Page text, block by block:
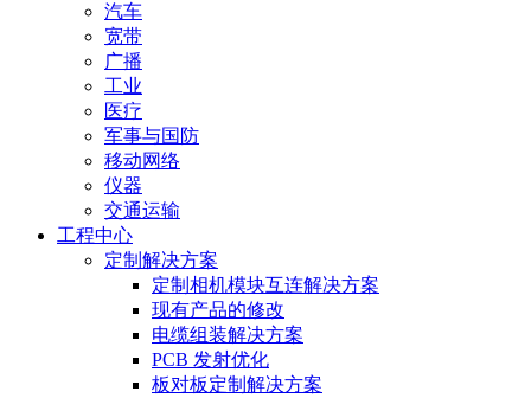
汽车
宽带
广播
工业
医疗
军事与国防
移动网络
仪器
交通运输
工程中心
定制解决方案
定制相机模块互连解决方案
现有产品的修改
电缆组装解决方案
PCB 发射优化
板对板定制解决方案